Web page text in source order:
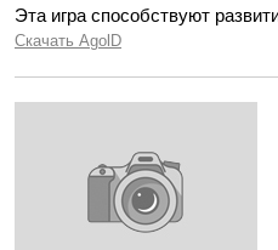
Эта игра способствуют
Скачать AgolD